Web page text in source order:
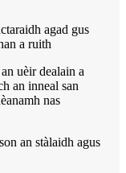
agad gus
a ruith
uèir dealain a
an inneal san
nas
an stàlaidh agus